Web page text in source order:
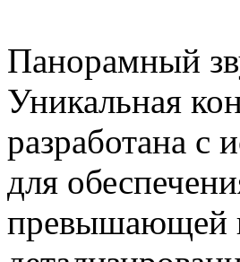
Панорамный
Уникальная
разработана с
для
превышающей